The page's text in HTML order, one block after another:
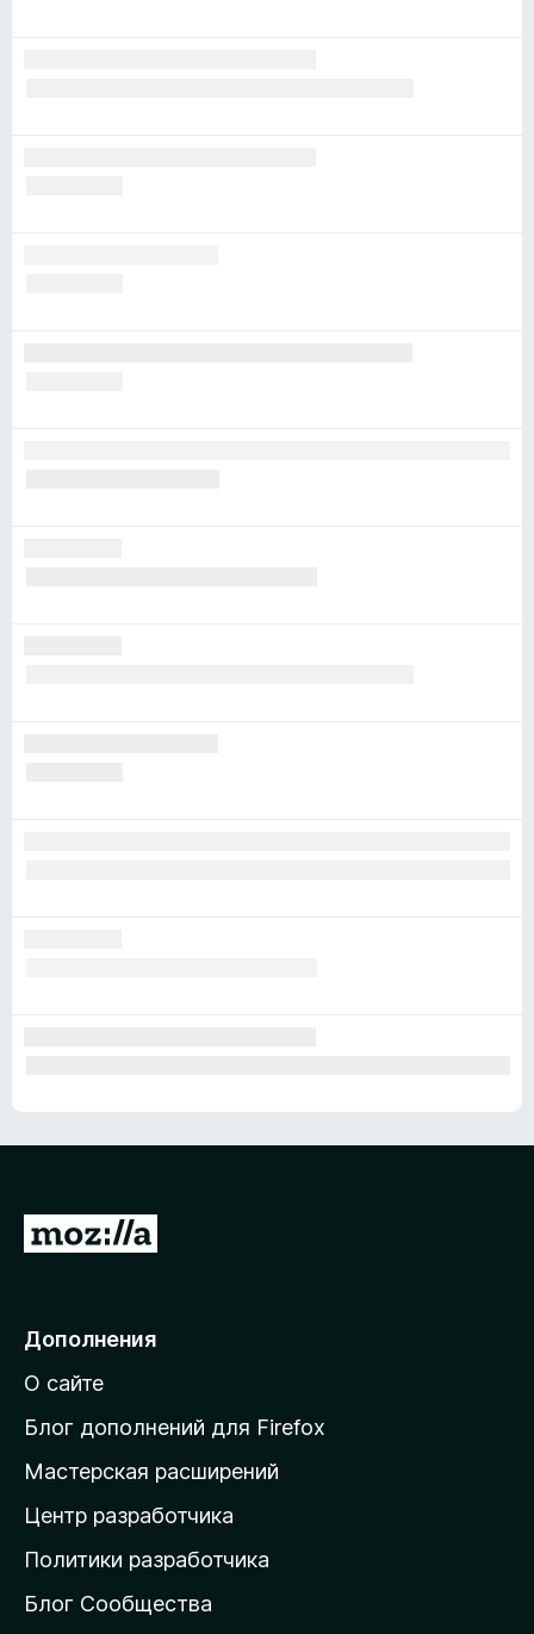
П
е
й
т
и
а
д
о
а
Дополнения
О сайте
Блог дополнений для Firefox
Мастерская расширений
Центр разработчика
Политики разработчика
Блог Сообщества